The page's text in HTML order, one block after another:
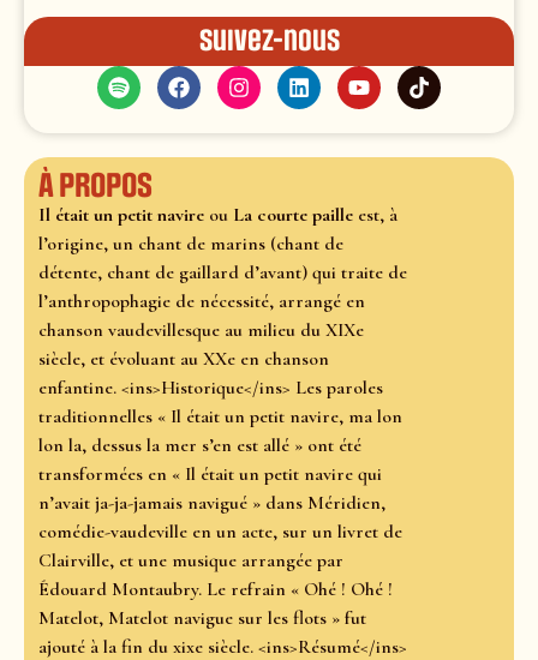
Suivez-nous
À propos
Il était un petit navire ou La courte paille est, à
l’origine, un chant de marins (chant de
détente, chant de gaillard d’avant) qui traite de
l’anthropophagie de nécessité, arrangé en
chanson vaudevillesque au milieu du XIXe
siècle, et évoluant au XXe en chanson
enfantine. <ins>Historique</ins> Les paroles
traditionnelles « Il était un petit navire, ma lon
lon la, dessus la mer s’en est allé » ont été
transformées en « Il était un petit navire qui
n’avait ja-ja-jamais navigué » dans Méridien,
comédie-vaudeville en un acte, sur un livret de
Clairville, et une musique arrangée par
Édouard Montaubry. Le refrain « Ohé ! Ohé !
Matelot, Matelot navigue sur les flots » fut
ajouté à la fin du xixe siècle. <ins>Résumé</ins>